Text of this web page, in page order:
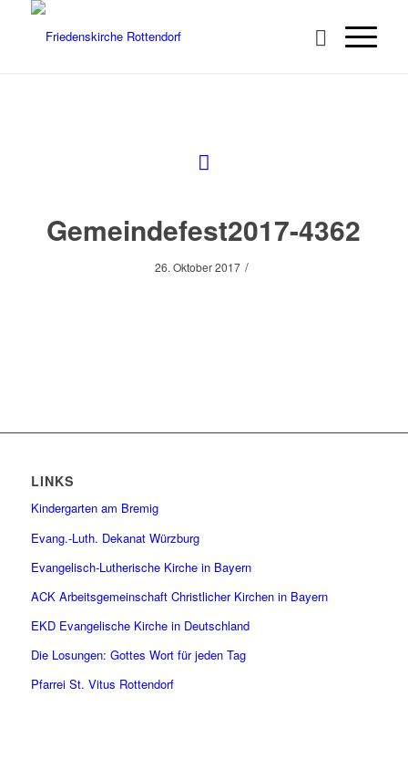
Gemeindefest2017-4362
26. Oktober 2017 /
LINKS
Kindergarten am Bremig
Evang.-Luth. Dekanat Würzburg
Evangelisch-Lutherische Kirche in Bayern
ACK Arbeitsgemeinschaft Christlicher Kirchen in Bayern
EKD Evangelische Kirche in Deutschland
Die Losungen: Gottes Wort für jeden Tag
Pfarrei St. Vitus Rottendorf